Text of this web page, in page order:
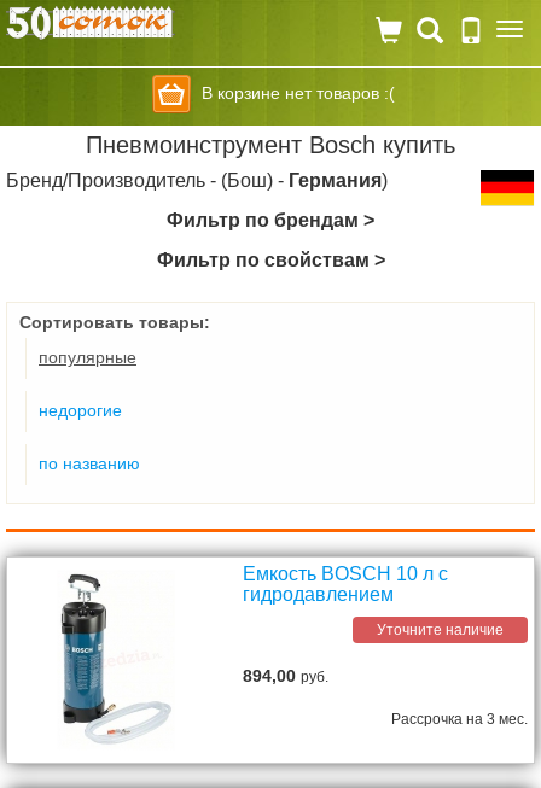
В корзине нет товаров :(
Пневмоинструмент Bosch купить
Бренд/Производитель - (Бош) - Германия)
Фильтр по брендам >
Фильтр по свойствам >
Сортировать товары:
популярные
недорогие
по названию
Емкость BOSCH 10 л с
гидродавлением
Уточните наличие
894,00руб.
Рассрочка на 3 мес.